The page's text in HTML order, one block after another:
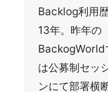
Backlog利用
13年。昨年の
BackogWorld
は公募制セッ
ンにて部署横